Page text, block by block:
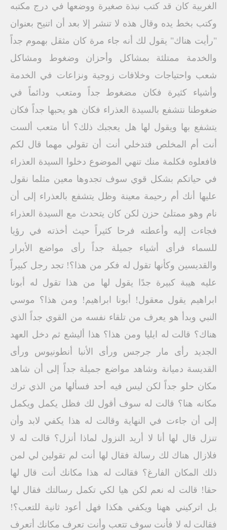
الغربية كان قد كتب نبذة صغيرة ووضعها في درج مكتبه
وكتب بخط يده وقال هذه لا تنشر إلا بعد أن اتنيح بعنوان
"رأيت هناك" يقول لك أنه جاء مرة كان مثقل بهموم جداً
والخدمة ممتلئة بمشاكل وأحزان وضغوط ومشاكل
شعب واحتياجات وخلافات زوجية ونزاعات في الخدمة
وأشياء كثيرة فكان مضغوط جداً ومتعب ودائماً في
ضغوطنا نتشفع بالسيدة العذراء فكان هو يحبها جداً فكان
يتشفع بها ويقول لها هل يعجبك ذلك؟ أنا متعب ألست
أنت أم المخلص فتدخلي أنت أن تقولي مهما قال لكم
فافعلوه فكلمة منك تنهي الموضوع دخلوا السيدة العذراء
في حياتكم بشكل قوي سوف تجدوها معين مثلما نقول
عليها أنك أم رحيمة معينة وظل يتشفع بالعذراء إلى أن
نام وهو ممتلئ حزن لكن كان يتحدث مع السيدة العذراء
فجاءت إليه وأعطته فرحا كثيراً حيث أخذته في رؤيا
للسماء فرأى أشياء جميلة جداً رأى مواضع الأبرار
والقديسين وكأنها تقول له فكر من هذا؟! تجد رجل كبيراً
عليه هيبة كبيرة جدًا يقول لها من هذا تقول له أبونا
ابراهيم يقول معقول! أبونا ابراهيم! ومن هذا؟ موسي
النبي وبدأ هو يعرف من تلقاء نفسه من القوي جداً الذي
هناك؟ قالت له ايليا ومن هذا؟ هذا أليشع ثم دخل العهد
الجديد رأى مار جرجس ورأى الأنبا أنطونيوس ورأى
القديسة دميانة وشاهد مواضع جميلة جداً إلى أن شاهد
مكان حلو جداً لكن ليس فيه أحد فسألها من الذي ترك
مكانه هنا؟ قالت له سوف أقول لك فظل يكمل ويكمل
إلى أن جاءت في النهاية وقالت له هذا يكفي لابد وأن
تنزل قال لها أنا لا أريد النزول لماذا أنزل؟ قالت له لا
فلازال هناك لك رسالة فقال لها أنت لم تقولين لي لمن
ذلك المكان الفارغ؟ فقالت له هذا مكانك أنت قال لها
حقا! قالت له نعم لكن هيا لكي تكمل رسالتك فقال لها
بل اتركيني ههنا ويكفي هكذا فهل أعود ثانية للتعب؟!
فقالت له لا فأنت سوف تتعب وأنت تعرف مكانك أتعرف